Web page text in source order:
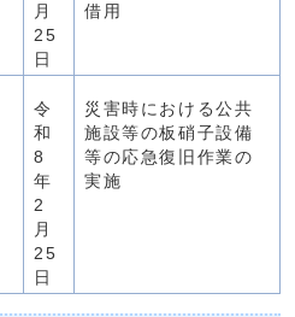
月
25
日
借用
令
和
8
年
2
月
25
日
災害時における公共
施設等の板硝子設備
等の応急復旧作業の
実施